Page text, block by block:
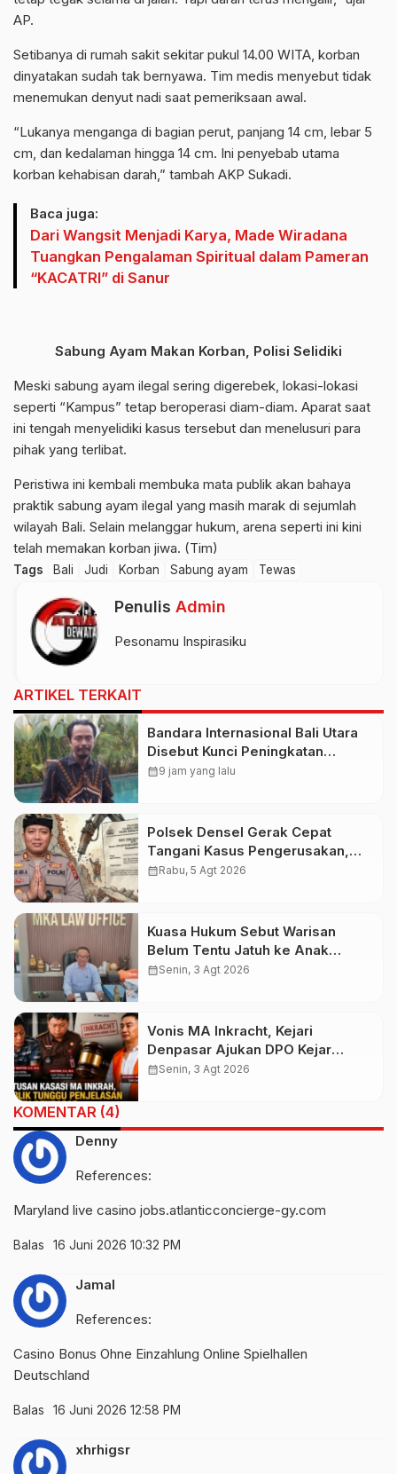
AP.
Setibanya di rumah sakit sekitar pukul 14.00 WITA, korban
dinyatakan sudah tak bernyawa. Tim medis menyebut tidak
menemukan denyut nadi saat pemeriksaan awal.
“Lukanya menganga di bagian perut, panjang 14 cm, lebar 5
cm, dan kedalaman hingga 14 cm. Ini penyebab utama
korban kehabisan darah,” tambah AKP Sukadi.
Baca juga:
Dari Wangsit Menjadi Karya, Made Wiradana
Tuangkan Pengalaman Spiritual dalam Pameran
“KACATRI” di Sanur
Sabung Ayam Makan Korban, Polisi Selidiki
Meski sabung ayam ilegal sering digerebek, lokasi-lokasi
seperti “Kampus” tetap beroperasi diam-diam. Aparat saat
ini tengah menyelidiki kasus tersebut dan menelusuri para
pihak yang terlibat.
Peristiwa ini kembali membuka mata publik akan bahaya
praktik sabung ayam ilegal yang masih marak di sejumlah
wilayah Bali. Selain melanggar hukum, arena seperti ini kini
telah memakan korban jiwa. (Tim)
Tags Bali Judi Korban Sabung ayam Tewas
Penulis Admin
Pesonamu Inspirasiku
ARTIKEL TERKAIT
Bandara Internasional Bali Utara
Disebut Kunci Peningkatan
Pariwisata Indonesia Timur dan
calendar_month9 jam yang lalu
Polsek Densel Gerak Cepat
Tangani Kasus Pengerusakan,
Kapolsek: Kami Sudah Koordinasi
calendar_monthRabu, 5 Agt 2026
Kuasa Hukum Sebut Warisan
Belum Tentu Jatuh ke Anak
Kandung, Jero Mangku “Merusak
calendar_monthSenin, 3 Agt 2026
Vonis MA Inkracht, Kejari
Denpasar Ajukan DPO Kejar
Budiman Tiang
calendar_monthSenin, 3 Agt 2026
KOMENTAR (4)
Denny
References:
Maryland live casino jobs.atlanticconcierge-gy.com
Balas 16 Juni 2026 10:32 PM
Jamal
References:
Casino Bonus Ohne Einzahlung Online Spielhallen
Deutschland
Balas 16 Juni 2026 12:58 PM
xhrhigsr